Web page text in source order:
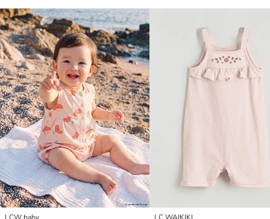
LCW baby LC WAIKIKI